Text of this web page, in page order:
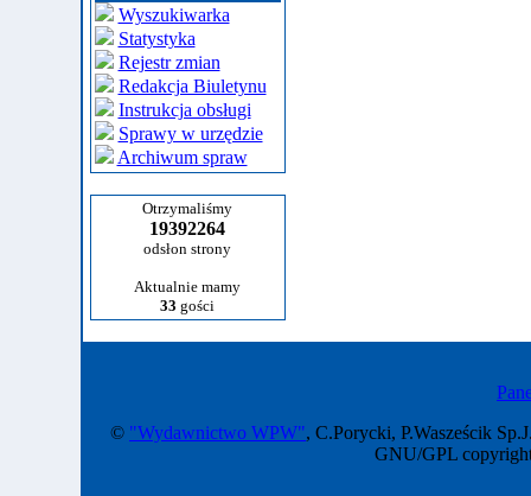
Wyszukiwarka
Statystyka
Rejestr zmian
Redakcja Biuletynu
Instrukcja obsługi
Sprawy w urzędzie
Archiwum spraw
Otrzymaliśmy
19392264
odsłon strony
Aktualnie mamy
33 gości
© "Wydawnictwo WPW", C.Porycki, P.Wasześcik
GNU/GPL